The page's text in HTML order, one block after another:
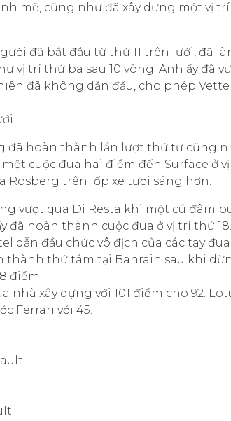
mẽ, cũng như đã xây dựng một vị trí
đã bắt đầu từ thứ 11 trên lưới, đã
vị trí thứ ba sau 10 vòng. Anh ấy đã
đã không dẫn đầu, cho phép
đã hoàn thành lần lượt thứ tư cũng
cuộc đua hai điểm đến Surface ở
Rosberg trên lốp xe tươi sáng hơn.
vượt qua Di Resta khi một cú đâm
đã hoàn thành cuộc đua ở vị trí thứ 18.
dẫn đầu chức vô địch của các tay đua
thành thứ tám tại Bahrain sau khi
điểm.
nhà xây dựng với 101 điểm cho 92.
Ferrari với 45.